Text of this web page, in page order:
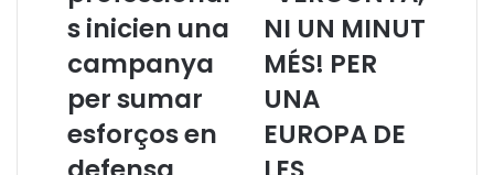
C
l
·
l
e
s inicien una
campanya
per sumar
esforços en
i
e
s
V
NI UN MINUT
MÉS! PER
UNA
EUROPA DE